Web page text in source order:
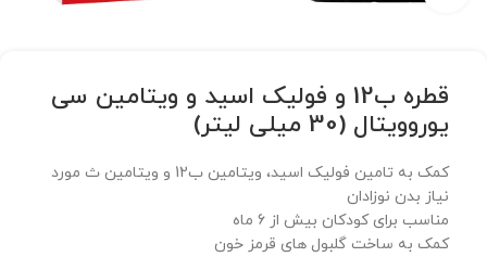
قطره ب12 و فولیک اسید و ویتامین سی
یوروویتال (30 میلی لیتر)
کمک به تامین فولیک اسید، ویتامین ب12 و ویتامین ث مورد
نیاز بدن نوزادان
مناسب برای کودکان بیش از 6 ماه
کمک به ساخت گلبول های قرمز خون